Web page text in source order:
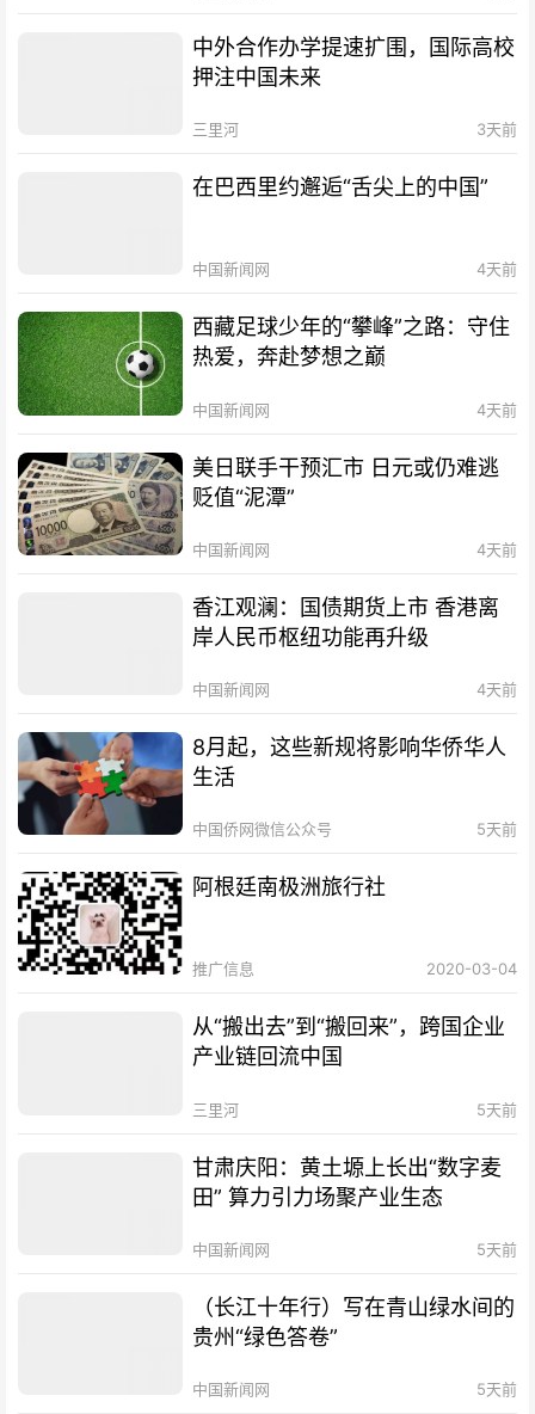
中外合作办学提速扩围，国际高校
押注中国未来
三里河 3天前
在巴西里约邂逅“舌尖上的中国”
中国新闻网 4天前
西藏足球少年的“攀峰”之路：守住
热爱，奔赴梦想之巅
中国新闻网 4天前
美日联手干预汇市 日元或仍难逃
贬值“泥潭”
中国新闻网 4天前
香江观澜：国债期货上市 香港离
岸人民币枢纽功能再升级
中国新闻网 4天前
8月起，这些新规将影响华侨华人
生活
中国侨网微信公众号 5天前
阿根廷南极洲旅行社
推广信息 2020-03-04
从“搬出去”到“搬回来”，跨国企业
产业链回流中国
三里河 5天前
甘肃庆阳：黄土塬上长出“数字麦
田” 算力引力场聚产业生态
中国新闻网 5天前
（长江十年行）写在青山绿水间的
贵州“绿色答卷”
中国新闻网 5天前